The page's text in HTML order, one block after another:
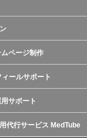
ページ制作
ールサポート
サポート
代行サービス MedTube